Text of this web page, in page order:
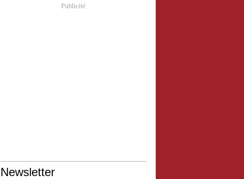
Publicité
Newsletter